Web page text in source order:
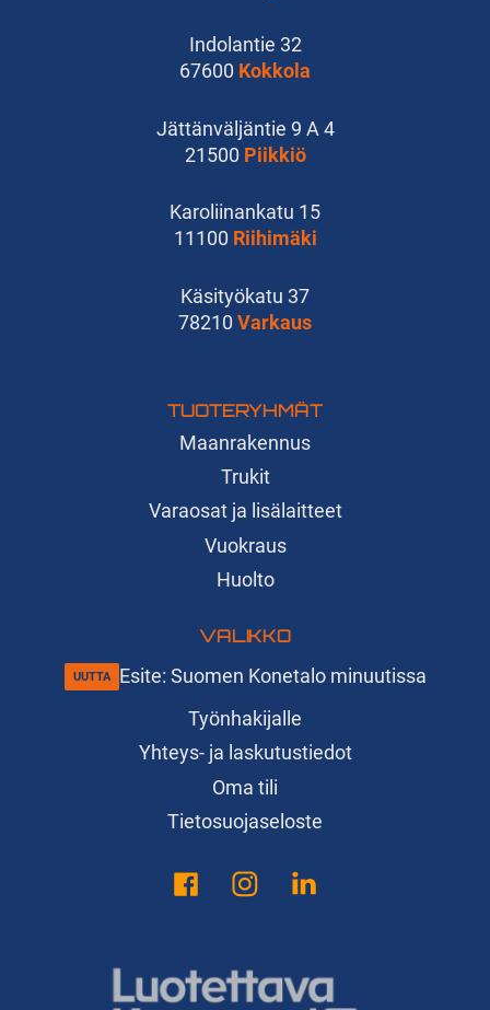
TUOTERYHMÄT
Maanrakennus
Trukit
Varaosat ja lisälaitteet
Vuokraus
Huolto
VALIKKO
Esite: Suomen Konetalo minuutissa
Työnhakijalle
Yhteys- ja laskutustiedot
Oma tili
Tietosuojaseloste
Indolantie 32
67600 Kokkola
Jättänväljäntie 9 A 4
21500 Piikkiö
Karoliinankatu 15
11100 Riihimäki
Käsityökatu 37
78210 Varkaus